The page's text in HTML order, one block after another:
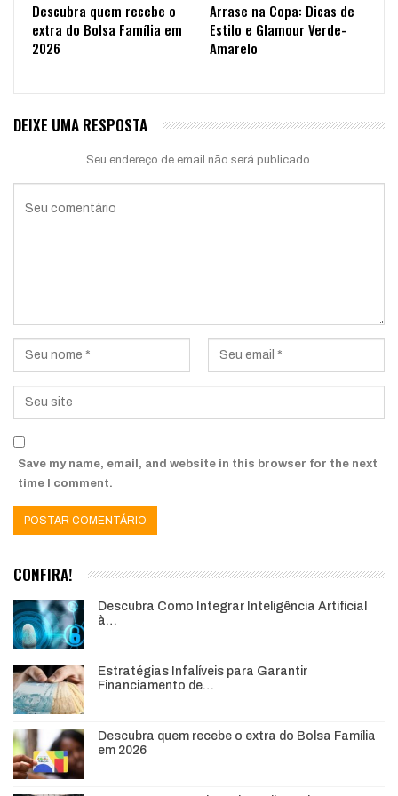
Descubra quem recebe o
extra do Bolsa Família em
2026
Arrase na Copa: Dicas de
Estilo e Glamour Verde-
Amarelo
DEIXE UMA RESPOSTA
Seu endereço de email não será publicado.
Save my name, email, and website in this browser for the next
time I comment.
CONFIRA!
Descubra Como Integrar Inteligência Artificial
à…
Estratégias Infalíveis para Garantir
Financiamento de…
Descubra quem recebe o extra do Bolsa Família
em 2026